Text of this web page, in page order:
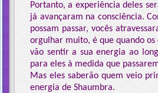
Portanto, a experiência deles
já avançaram na consciência.
possam passar, vocês
orgulhar muito, é que quando
vão sentir a sua energia ao
para eles à medida que
Mas eles saberão quem veio
energia de Shaumbra.